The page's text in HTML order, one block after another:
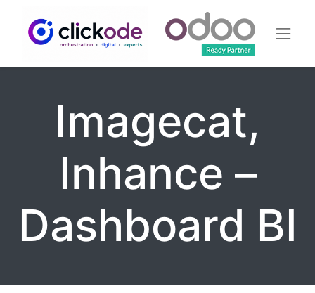
​Imagecat,
Inhance –
Dashboard BI